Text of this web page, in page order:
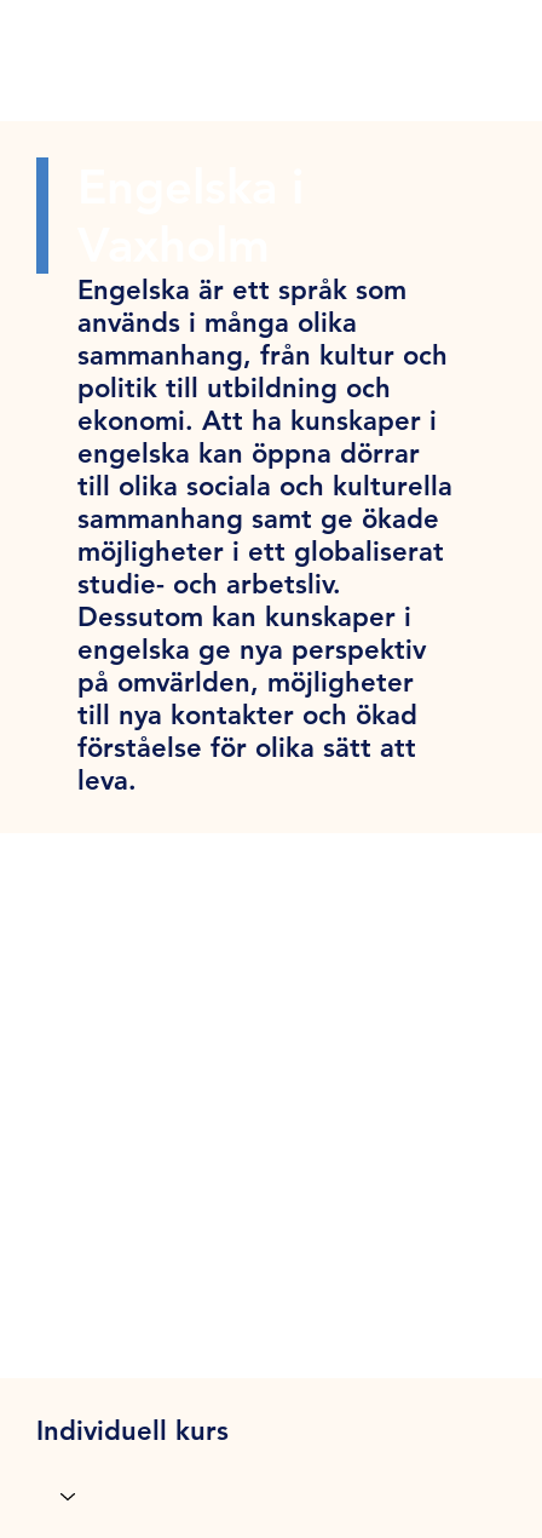
Engelska är ett språk som
används i många olika
sammanhang, från kultur och
politik till utbildning och
ekonomi. Att ha kunskaper i
engelska kan öppna dörrar
till olika sociala och kulturella
sammanhang samt ge ökade
möjligheter i ett globaliserat
studie- och arbetsliv.
Dessutom kan kunskaper i
engelska ge nya perspektiv
på omvärlden, möjligheter
till nya kontakter och ökad
förståelse för olika sätt att
leva.
Individuell kurs